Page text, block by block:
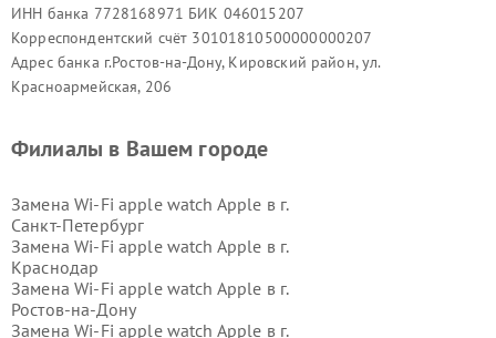
ИНН банка 7728168971 БИК 046015207
Корреспондентский счёт 30101810500000000207
Адрес банка г.Ростов-на-Дону, Кировский район, ул.
Красноармейская, 206
Филиалы в Вашем городе
Замена Wi-Fi apple watch Apple в г.
Санкт-Петербург
Замена Wi-Fi apple watch Apple в г.
Краснодар
Замена Wi-Fi apple watch Apple в г.
Ростов-на-Дону
Замена Wi-Fi apple watch Apple в г.